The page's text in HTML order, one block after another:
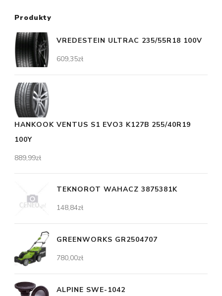
Produkty
VREDESTEIN ULTRAC 235/55R18 100V
609,35zł
HANKOOK VENTUS S1 EVO3 K127B 255/40R19
100Y
889,99zł
TEKNOROT WAHACZ 3875381K
148,84zł
GREENWORKS GR2504707
780,00zł
ALPINE SWE-1042